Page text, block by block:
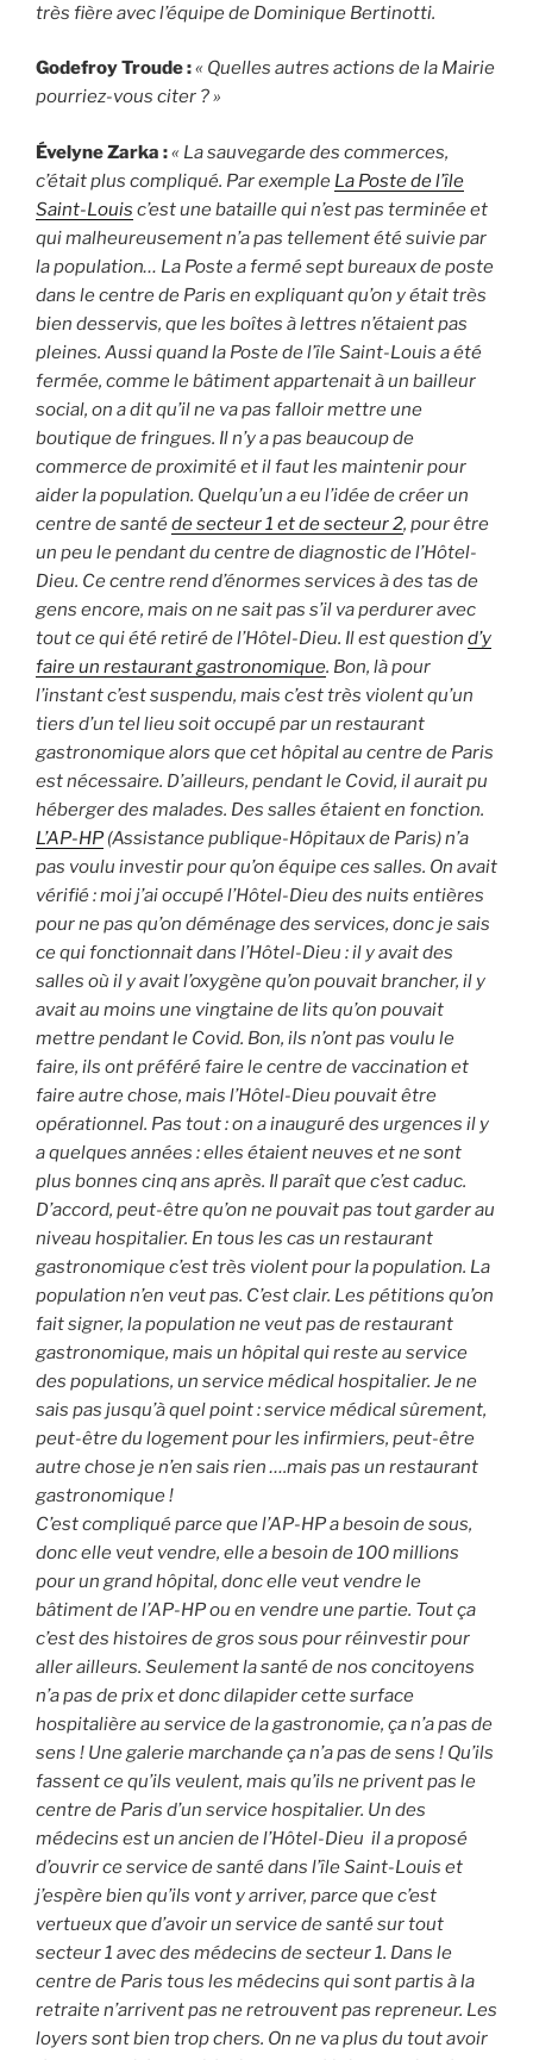
très fière avec l’équipe de Dominique Bertinotti.
Godefroy Troude :« Quelles autres actions de la Mairie
pourriez-vous citer ? »
Évelyne Zarka :« La sauvegarde des commerces,
c’était plus compliqué. Par exemple La Poste de l’île
Saint-Louis c’est une bataille qui n’est pas terminée et
qui malheureusement n’a pas tellement été suivie par
la population… La Poste a fermé sept bureaux de poste
dans le centre de Paris en expliquant qu’on y était très
bien desservis, que les boîtes à lettres n’étaient pas
pleines. Aussi quand la Poste de l’île Saint-Louis a été
fermée, comme le bâtiment appartenait à un bailleur
social, on a dit qu’il ne va pas falloir mettre une
boutique de fringues. Il n’y a pas beaucoup de
commerce de proximité et il faut les maintenir pour
aider la population. Quelqu’un a eu l’idée de créer un
centre de santéde secteur 1 et de secteur 2, pour être
un peu le pendant du centre de diagnostic de l’Hôtel-
Dieu. Ce centre rend d’énormes services à des tas de
gens encore, mais on ne sait pas s’il va perdurer avec
tout ce qui été retiré de l’Hôtel-Dieu. Il est question d’y
faire un restaurant gastronomique. Bon, là pour
l’instant c’est suspendu, mais c’est très violent qu’un
tiers d’un tel lieu soit occupé par un restaurant
gastronomique alors que cet hôpital au centre de Paris
est nécessaire. D’ailleurs, pendant le Covid, il aurait pu
héberger des malades. Des salles étaient en fonction.
L’AP-HP (Assistance publique-Hôpitaux de Paris) n’a
pas voulu investir pour qu’on équipe ces salles. On avait
vérifié : moi j’ai occupé l’Hôtel-Dieu des nuits entières
pour ne pas qu’on déménage des services, donc je sais
ce qui fonctionnait dans l’Hôtel-Dieu : il y avait des
salles où il y avait l’oxygène qu’on pouvait brancher, il y
avait au moins une vingtaine de lits qu’on pouvait
mettre pendant le Covid. Bon, ils n’ont pas voulu le
faire, ils ont préféré faire le centre de vaccination et
faire autre chose, mais l’Hôtel-Dieu pouvait être
opérationnel. Pas tout : on a inauguré des urgences il y
a quelques années : elles étaient neuves et ne sont
plus bonnes cinq ans après. Il paraît que c’est caduc.
D’accord, peut-être qu’on ne pouvait pas tout garder au
niveau hospitalier. En tous les cas un restaurant
gastronomique c’est très violent pour la population. La
population n’en veut pas. C’est clair. Les pétitions qu’on
fait signer, la population ne veut pas de restaurant
gastronomique, mais un hôpital qui reste au service
des populations, un service médical hospitalier. Je ne
sais pas jusqu’à quel point : service médical sûrement,
peut-être du logement pour les infirmiers, peut-être
autre chose je n’en sais rien ….mais pas un restaurant
gastronomique !
C’est compliqué parce que l’AP-HP a besoin de sous,
donc elle veut vendre, elle a besoin de 100 millions
pour un grand hôpital, donc elle veut vendre le
bâtiment de l’AP-HP ou en vendre une partie. Tout ça
c’est des histoires de gros sous pour réinvestir pour
aller ailleurs. Seulement la santé de nos concitoyens
n’a pas de prix et donc dilapider cette surface
hospitalière au service de la gastronomie, ça n’a pas de
sens ! Une galerie marchande ça n’a pas de sens ! Qu’ils
fassent ce qu’ils veulent, mais qu’ils ne privent pas le
centre de Paris d’un service hospitalier. Un des
médecins est un ancien de l’Hôtel-Dieu il a proposé
d’ouvrir ce service de santé dans l’île Saint-Louis et
j’espère bien qu’ils vont y arriver, parce que c’est
vertueux que d’avoir un service de santé sur tout
secteur 1 avec des médecins de secteur 1. Dans le
centre de Paris tous les médecins qui sont partis à la
retraite n’arrivent pas ne retrouvent pas repreneur. Les
loyers sont bien trop chers. On ne va plus du tout avoir